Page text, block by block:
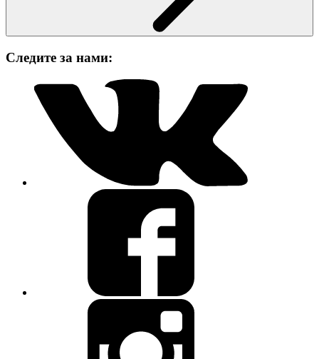
Следите за нами: